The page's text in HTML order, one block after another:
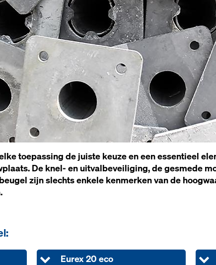
toepassing de juiste keuze en een essentieel
De knel- en uitvalbeveiliging, de gesmede
zijn slechts enkele kenmerken van de
Eurex 20 eco